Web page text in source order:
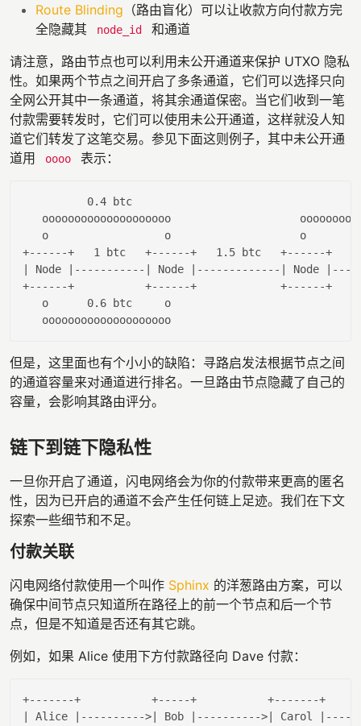
Route Blinding （路由盲化）可以让收款方向付款方完
全隐藏其
node_id
和通道
请注意，路由节点也可以利用未公开通道来保护 UTXO 隐私
性。如果两个节点之间开启了多条通道，它们可以选择只向
全网公开其中一条通道，将其余通道保密。当它们收到一笔
付款需要转发时，它们可以使用未公开通道，这样就没人知
道它们转发了这笔交易。参见下面这则例子，其中未公开通
道用
oooo 表示：
0.4 btc
oooooooooooooooooooo
o                  o                    o
+------+ 1 btc   +------+ 1.5 btc   +------+
| Node | ----------- | Node | ------------- | Node |
+------+           +------+             +------+
   o
0. 6 btc     o
但是，这里面也有个小小的缺陷：寻路启发法根据节点之间
的通道容量来对通道进行排名。一旦路由节点隐藏了自己的
容量，会影响其路由评分。
链下到链下隐私性
一旦你开启了通道，闪电网络会为你的付款带来更高的匿名
性，因为已开启的通道不会产生任何链上足迹。我们在下文
探索一些细节和不足。
付款关联
闪电网络付款使用一个叫作 Sphinx 的洋葱路由方案，可以
确保中间节点只知道所在路径上的前一个节点和后一个节
点，但是不知道是否还有其它跳。
例如，如果 Alice 使用下方付款路径向 Dave 付款：
| Alice | ---------->| Bob | ---------->| Carol |